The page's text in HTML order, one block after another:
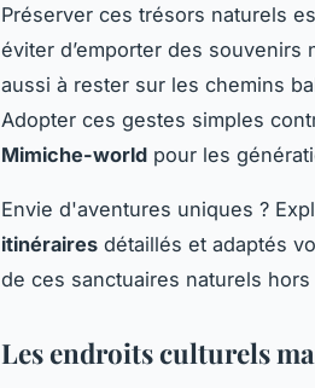
Préserver ces trésors naturels
éviter d’emporter des
aussi à rester sur les chemins
Adopter ces gestes simples
Mimiche-world pour les
Envie d'aventures uniques ?
itinéraires détaillés et adaptés
de ces sanctuaires naturels hors
Les endroits culturels